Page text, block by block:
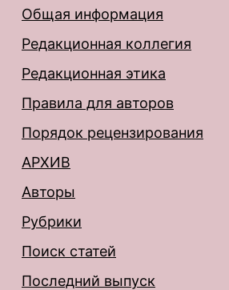
Общая информация
Редакционная коллегия
Редакционная этика
Правила для авторов
Порядок рецензирования
АРХИВ
Авторы
Рубрики
Поиск статей
Последний выпуск